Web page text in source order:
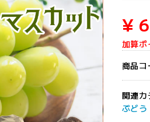
¥
加算ポ
商品コ
関連カ
ぶどう